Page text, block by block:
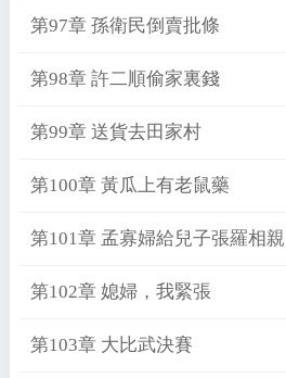
第97章 孫衛民倒賣批條
第98章 許二順偷家裏錢
第99章 送貨去田家村
第100章 黃瓜上有老鼠藥
第101章 孟寡婦給兒子張羅相親
第102章 媳婦，我緊張
第103章 大比武決賽